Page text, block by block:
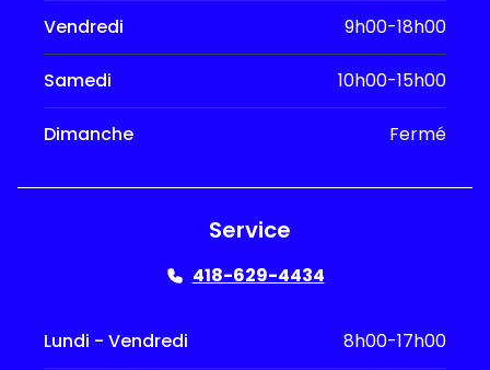
Vendredi 9h00-18h00
Samedi 10h00-15h00
Dimanche Fermé
Service
418-629-4434
Lundi - Vendredi 8h00-17h00